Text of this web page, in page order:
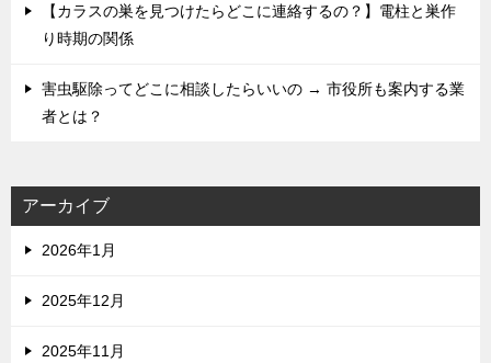
【カラスの巣を見つけたらどこに連絡するの？】電柱と巣作
り時期の関係
害虫駆除ってどこに相談したらいいの → 市役所も案内する業
者とは？
アーカイブ
2026年1月
2025年12月
2025年11月